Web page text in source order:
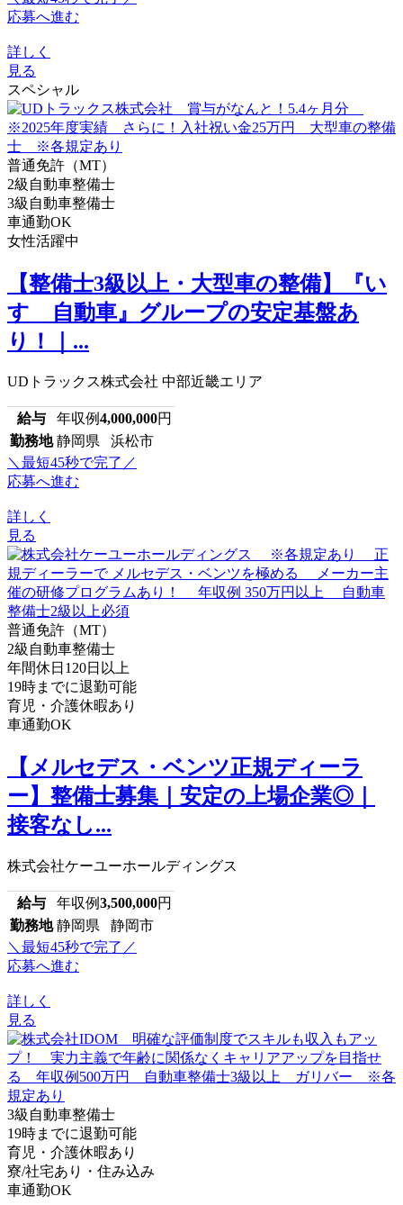
応募へ進む
詳しく
見る
スペシャル
普通免許（MT）
2級自動車整備士
3級自動車整備士
車通勤OK
女性活躍中
【整備士3級以上・大型車の整備】『い
すゞ自動車』グループの安定基盤あ
り！｜...
UDトラックス株式会社 中部近畿エリア
給与 年収例4,000,000円
勤務地 静岡県 浜松市
＼最短45秒で完了／
応募へ進む
詳しく
見る
普通免許（MT）
2級自動車整備士
年間休日120日以上
19時までに退勤可能
育児・介護休暇あり
車通勤OK
【メルセデス・ベンツ正規ディーラ
ー】整備士募集｜安定の上場企業◎｜
接客なし...
株式会社ケーユーホールディングス
給与 年収例3,500,000円
勤務地 静岡県 静岡市
＼最短45秒で完了／
応募へ進む
詳しく
見る
3級自動車整備士
19時までに退勤可能
育児・介護休暇あり
寮/社宅あり・住み込み
車通勤OK